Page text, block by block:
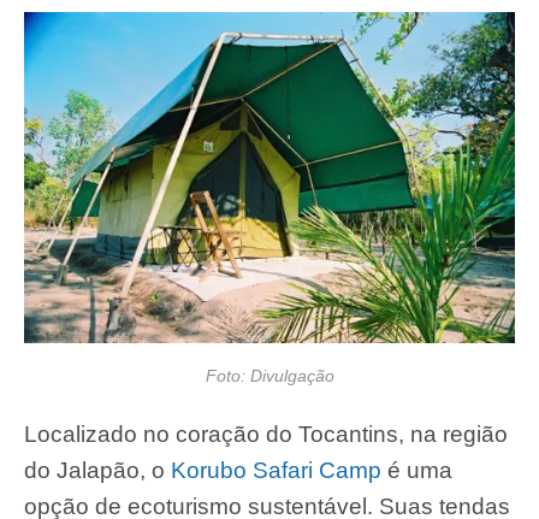
Foto: Divulgação
Localizado no coração do Tocantins, na região
do Jalapão, o Korubo Safari Camp é uma
opção de ecoturismo sustentável. Suas tendas